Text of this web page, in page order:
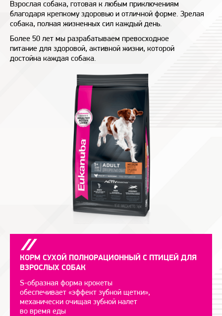
Взрослая собака, готовая к любым приключениям
благодаря крепкому здоровью и отличной форме. Зрелая
собака, полная жизненных сил каждый день.
Более 50 лет мы разрабатываем превосходное
питание для здоровой, активной жизни, которой
достойна каждая собака.
КОРМ СУХОЙ ПОЛНОРАЦИОН­НЫЙ С ПТИЦЕЙ ДЛЯ
ВЗРОСЛЫХ СОБАК
S-образная форма крокеты
обеспечивает «эффект зубной щетки»,
механически очищая зубной налет
во время еды